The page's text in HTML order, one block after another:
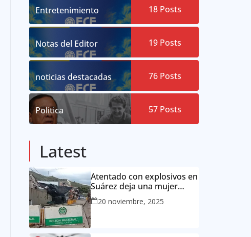
Entretenimiento 18 Posts
Notas del Editor 19 Posts
noticias destacadas 76 Posts
Politica 57 Posts
Latest
Atentado con explosivos en
Suárez deja una mujer
muerta y dos niños heridos
20 noviembre, 2025